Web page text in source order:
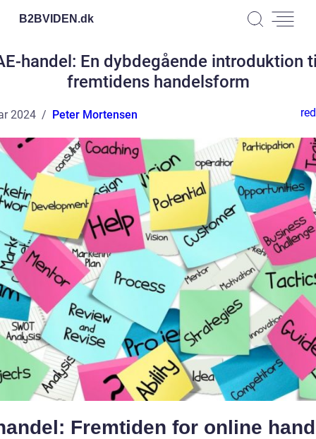
B2BVIDEN.dk
handel: En dybdegående introduktion
fremtidens handelsform
2024 Peter Mortensen
Fremtiden for online